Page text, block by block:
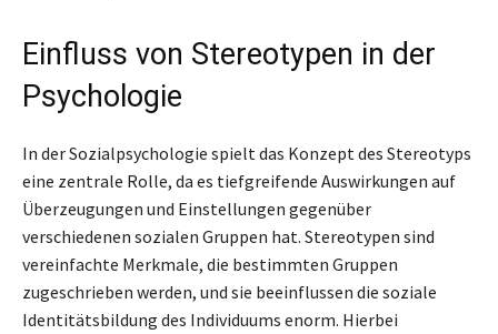
Einfluss von Stereotypen in der
Psychologie
In der Sozialpsychologie spielt das Konzept des Stereotyps
eine zentrale Rolle, da es tiefgreifende Auswirkungen auf
Überzeugungen und Einstellungen gegenüber
verschiedenen sozialen Gruppen hat. Stereotypen sind
vereinfachte Merkmale, die bestimmten Gruppen
zugeschrieben werden, und sie beeinflussen die soziale
Identitätsbildung des Individuums enorm. Hierbei